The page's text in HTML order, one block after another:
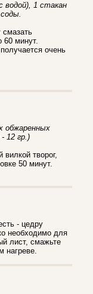
водой), 1 стакан
смазать
60 минут.
очень
обжаренных
12 гр.)
творог,
50 минут.
- цедру
необходимо для
лист, смажьте
нагреве.